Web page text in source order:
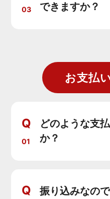
03
できますか？
お支払
Q
01
どのような支
か？
Q
振り込みなの